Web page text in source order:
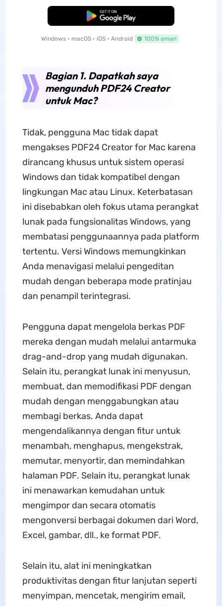
Unduh Gratis
Windows • macOS • iOS • Android 100% aman
Bagian 1. Dapatkah saya
mengunduh PDF24 Creator
untuk Mac?
Tidak, pengguna Mac tidak dapat
mengakses PDF24 Creator for Mac karena
dirancang khusus untuk sistem operasi
Windows dan tidak kompatibel dengan
lingkungan Mac atau Linux. Keterbatasan
ini disebabkan oleh fokus utama perangkat
lunak pada fungsionalitas Windows, yang
membatasi penggunaannya pada platform
tertentu. Versi Windows memungkinkan
Anda menavigasi melalui pengeditan
mudah dengan beberapa mode pratinjau
dan penampil terintegrasi.
Pengguna dapat mengelola berkas PDF
mereka dengan mudah melalui antarmuka
drag-and-drop yang mudah digunakan.
Selain itu, perangkat lunak ini menyusun,
membuat, dan memodifikasi PDF dengan
mudah dengan menggabungkan atau
membagi berkas. Anda dapat
mengendalikannya dengan fitur untuk
menambah, menghapus, mengekstrak,
memutar, menyortir, dan memindahkan
halaman PDF. Selain itu, perangkat lunak
ini menawarkan kemudahan untuk
mengimpor dan secara otomatis
mengonversi berbagai dokumen dari Word,
Excel, gambar, dll., ke format PDF.
Selain itu, alat ini meningkatkan
produktivitas dengan fitur lanjutan seperti
menyimpan, mencetak, mengirim email,